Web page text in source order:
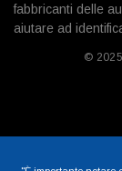
fabbricanti delle
aiutare ad
©